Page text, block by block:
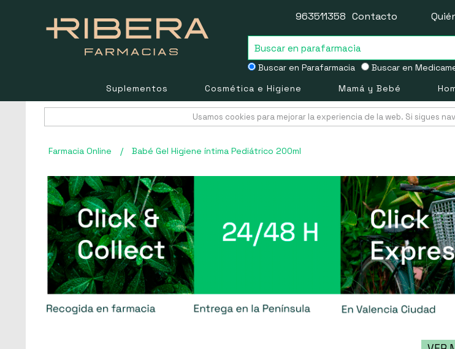
Buscar en Parafarmacia Buscar en
963511358 Contacto
Suplementos Cosmética e Higiene Mamá y Bebé
Usamos cookies para mejorar la experiencia de la web. Si sigues
Farmacia Online / Babé Gel Higiene íntima Pediátrico 200ml